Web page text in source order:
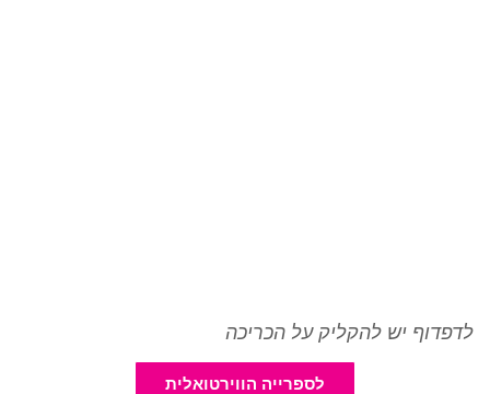
לדפדוף יש להקליק על הכריכה
לספרייה הווירטואלית